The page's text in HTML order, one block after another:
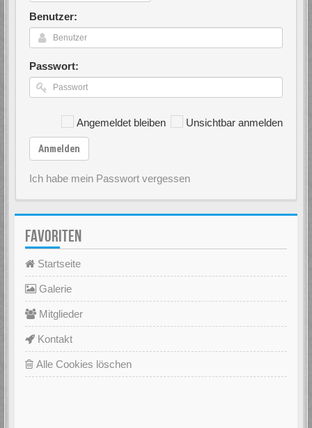
Benutzer:
Passwort:
Angemeldet bleiben Unsichtbar anmelden
Anmelden
Ich habe mein Passwort vergessen
FAVORITEN
Startseite
Galerie
Mitglieder
Kontakt
Alle Cookies löschen